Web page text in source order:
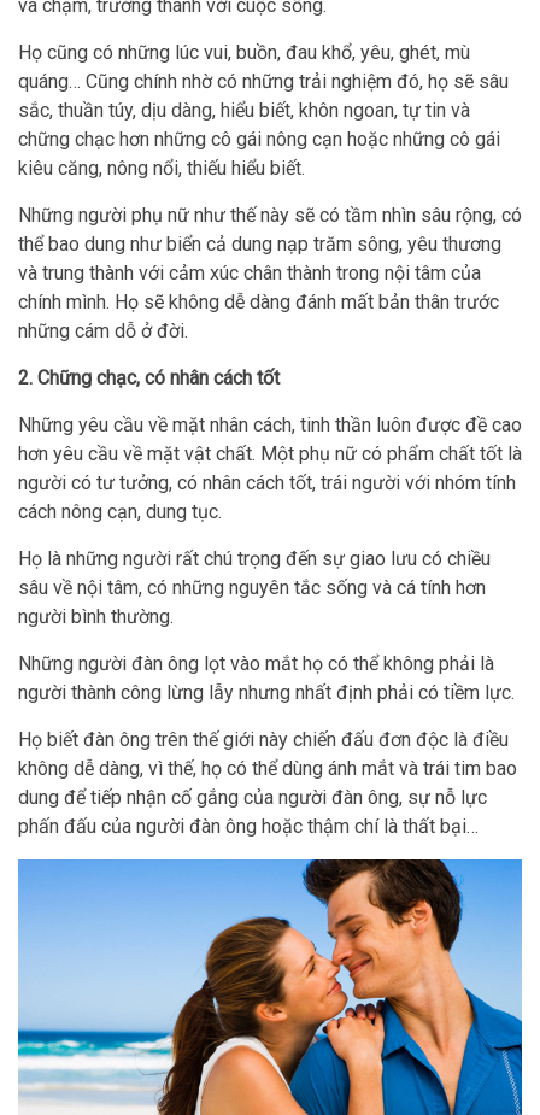
va chạm, trưởng thành với cuộc sống.
Họ cũng có những lúc vui, buồn, đau khổ, yêu, ghét, mù
quáng… Cũng chính nhờ có những trải nghiệm đó, họ sẽ sâu
sắc, thuần túy, dịu dàng, hiểu biết, khôn ngoan, tự tin và
chững chạc hơn những cô gái nông cạn hoặc những cô gái
kiêu căng, nông nổi, thiếu hiểu biết.
Những người phụ nữ như thế này sẽ có tầm nhìn sâu rộng, có
thể bao dung như biển cả dung nạp trăm sông, yêu thương
và trung thành với cảm xúc chân thành trong nội tâm của
chính mình. Họ sẽ không dễ dàng đánh mất bản thân trước
những cám dỗ ở đời.
2. Chững chạc, có nhân cách tốt
Những yêu cầu về mặt nhân cách, tinh thần luôn được đề cao
hơn yêu cầu về mặt vật chất. Một phụ nữ có phẩm chất tốt là
người có tư tưởng, có nhân cách tốt, trái người với nhóm tính
cách nông cạn, dung tục.
Họ là những người rất chú trọng đến sự giao lưu có chiều
sâu về nội tâm, có những nguyên tắc sống và cá tính hơn
người bình thường.
Những người đàn ông lọt vào mắt họ có thể không phải là
người thành công lừng lẫy nhưng nhất định phải có tiềm lực.
Họ biết đàn ông trên thế giới này chiến đấu đơn độc là điều
không dễ dàng, vì thế, họ có thể dùng ánh mắt và trái tim bao
dung để tiếp nhận cố gắng của người đàn ông, sự nỗ lực
phấn đấu của người đàn ông hoặc thậm chí là thất bại…